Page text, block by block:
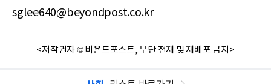
sglee640@beyondpost.co.kr
<저작권자 © 비욘드포스트, 무단 전재 및 재배포 금지>